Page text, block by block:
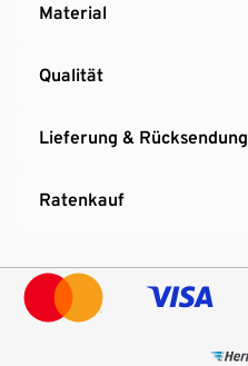
Material
Qualität
Lieferung & Rücksendung
Ratenkauf